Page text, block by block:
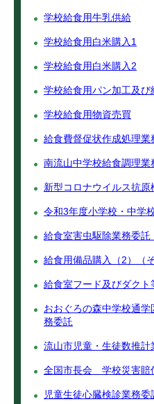
学校給食用牛乳供給
学校給食用白米購入1
学校給食用白米購入2
学校給食用パン加工及び
学校給食用物資売買
給食費督促状作成処理業
南流山中学校給食調理業
新型コロナウイルス抗原
令和3年度小学校・中学
給食室害虫駆除業務委託
給食用備品購入（2）（そ
給食室フード及びダクト
おおぐろの森中学校通
務委託
流山市児童・生徒数推計
全国市長会 学校災害賠
児童生徒心臓検診業務委